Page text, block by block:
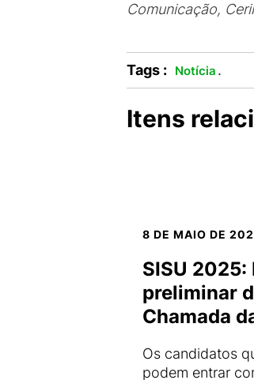
Comunicação,
Tags : Notícia .
Itens
8 DE MAIO DE
SISU
preliminar
Chamada
Os candidatos
podem entrar